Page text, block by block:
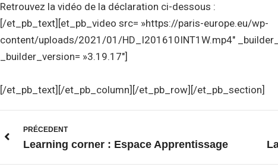
Retrouvez la vidéo de la déclaration ci-dessous :
[/et_pb_text][et_pb_video src= »https://paris-europe.eu/wp-
content/uploads/2021/01/HD_I201610INT1W.mp4″
_builder_version= »3.19.17″]
[/et_pb_text][/et_pb_column][/et_pb_row][/et_pb_section]
PRÉCEDENT
Learning corner : Espace Apprentissage